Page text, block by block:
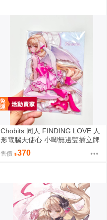
Chobits 同人 FINDING LOVE 人
形電腦天使心 小唧無邊雙插立牌
繪師：Bee Bee
售價 370